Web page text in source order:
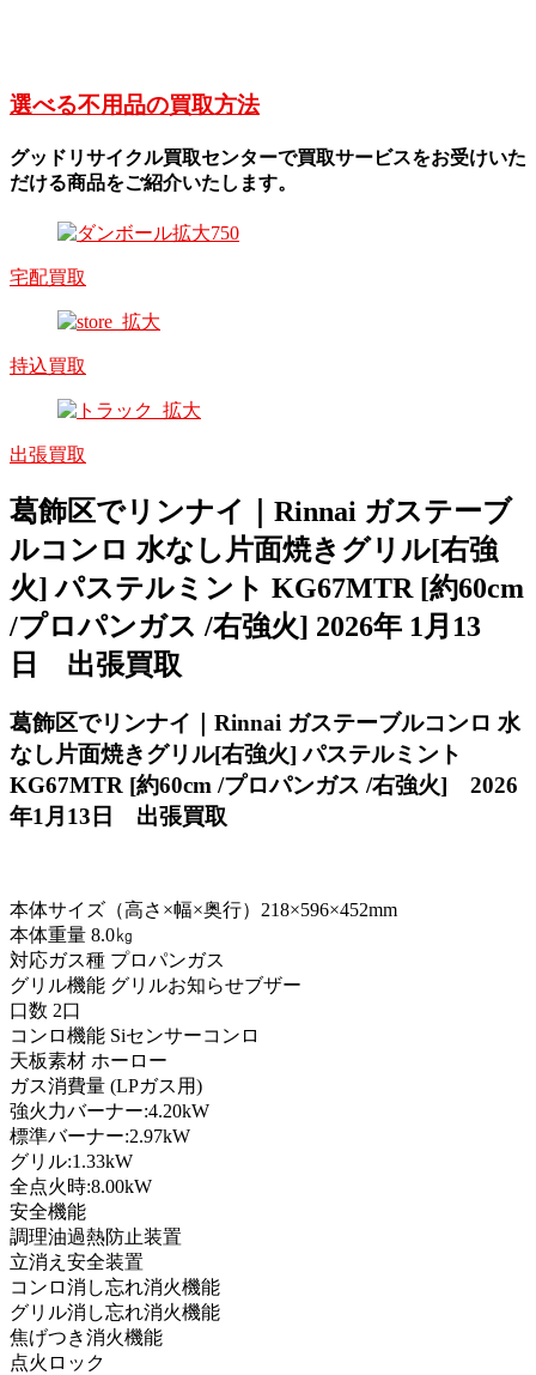
選べる不用品の買取方法
グッドリサイクル買取センターで買取サービスをお受けいた
だける商品をご紹介いたします。
宅配買取
持込買取
出張買取
葛飾区でリンナイ｜Rinnai ガステーブ
ルコンロ 水なし片面焼きグリル[右強
火] パステルミント KG67MTR [約60cm
/プロパンガス /右強火] 2026年 1月13
日 出張買取
葛飾区でリンナイ｜Rinnai ガステーブルコンロ 水
なし片面焼きグリル[右強火] パステルミント
KG67MTR [約60cm /プロパンガス /右強火] 2026
年1月13 日 出張買取
本体サイズ（高さ×幅×奥行）218×596×452mm
本体重量 8.0㎏
対応ガス種 プロパンガス
グリル機能 グリルお知らせブザー
口数 2口
コンロ機能 Siセンサーコンロ
天板素材 ホーロー
ガス消費量 (LPガス用)
強火力バーナー:4.20kW
標準バーナー:2.97kW
グリル:1.33kW
全点火時:8.00kW
安全機能
調理油過熱防止装置
立消え安全装置
コンロ消し忘れ消火機能
グリル消し忘れ消火機能
焦げつき消火機能
点火ロック